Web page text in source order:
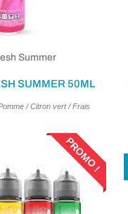
Summer
SUMMER 50ML
/ Citron vert / Frais
PROMO !